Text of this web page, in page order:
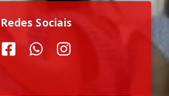
Redes Sociais